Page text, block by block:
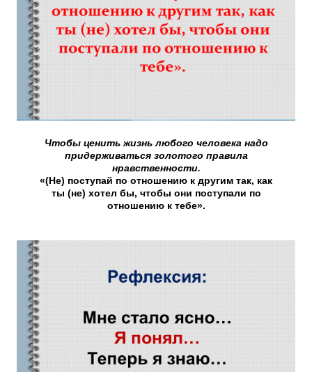
Чтобы ценить жизнь любого человека надо
придерживаться золотого правила
нравственности.
«(Не) поступай по отношению к другим так, как
ты (не) хотел бы, чтобы они поступали по
отношению к тебе».